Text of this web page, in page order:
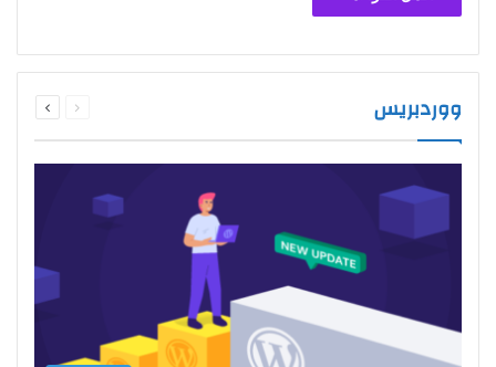
ووردبريس
الصفحة